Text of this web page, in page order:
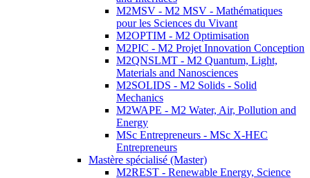
M2MSV - M2 MSV - Mathématiques
pour les Sciences du Vivant
M2OPTIM - M2 Optimisation
M2PIC - M2 Projet Innovation Conception
M2QNSLMT - M2 Quantum, Light,
Materials and Nanosciences
M2SOLIDS - M2 Solids - Solid
Mechanics
M2WAPE - M2 Water, Air, Pollution and
Energy
MSc Entrepreneurs - MSc X-HEC
Entrepreneurs
Mastère spécialisé (Master)
M2REST - Renewable Energy, Science